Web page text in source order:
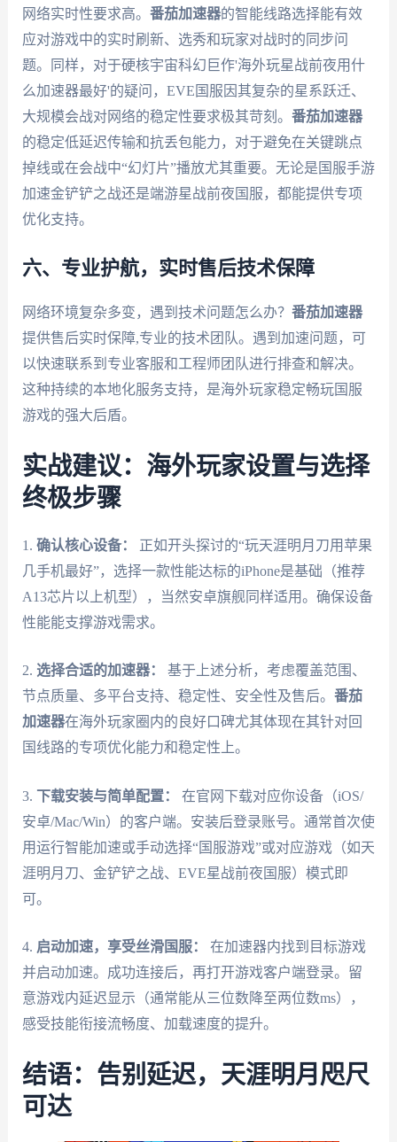
网络实时性要求高。 番茄加速器的智能线路选择能有效
应对游戏中的实时刷新、选秀和玩家对战时的同步问
题。同样，对于硬核宇宙科幻巨作'海外玩星战前夜用什
么加速器最好'的疑问，EVE国服因其复杂的星系跃迁、
大规模会战对网络的稳定性要求极其苛刻。 番茄加速器
的稳定低延迟传输和抗丢包能力，对于避免在关键跳点
掉线或在会战中“幻灯片”播放尤其重要。无论是国服手游
加速金铲铲之战还是端游星战前夜国服，都能提供专项
优化支持。
六、专业护航，实时售后技术保障
网络环境复杂多变，遇到技术问题怎么办？ 番茄加速器
提供售后实时保障,专业的技术团队。遇到加速问题，可
以快速联系到专业客服和工程师团队进行排查和解决。
这种持续的本地化服务支持，是海外玩家稳定畅玩国服
游戏的强大后盾。
实战建议：海外玩家设置与选择
终极步骤
1. 确认核心设备：
正如开头探讨的“玩天涯明月刀用苹果
几手机最好”，选择一款性能达标的iPhone是基础（推荐
A13芯片以上机型），当然安卓旗舰同样适用。确保设备
性能能支撑游戏需求。
2. 选择合适的加速器：
基于上述分析，考虑覆盖范围、
节点质量、多平台支持、稳定性、安全性及售后。 番茄
加速器在海外玩家圈内的良好口碑尤其体现在其针对回
国线路的专项优化能力和稳定性上。
3. 下载安装与简单配置：
在官网下载对应你设备（iOS/
安卓/Mac/Win）的客户端。安装后登录账号。通常首次使
用运行智能加速或手动选择“国服游戏”或对应游戏（如天
涯明月刀、金铲铲之战、EVE星战前夜国服）模式即
可。
4. 启动加速，享受丝滑国服：
在加速器内找到目标游戏
并启动加速。成功连接后，再打开游戏客户端登录。留
意游戏内延迟显示（通常能从三位数降至两位数ms），
感受技能衔接流畅度、加载速度的提升。
结语：告别延迟，天涯明月咫尺
可达